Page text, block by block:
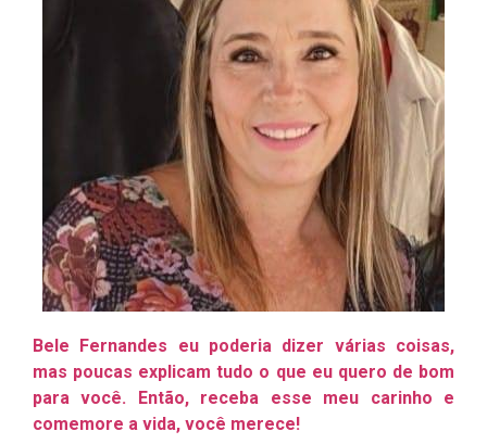
Bele Fernandes eu poderia dizer várias coisas,
mas poucas explicam tudo o que eu quero de bom
para você. Então, receba esse meu carinho e
comemore a vida, você merece!